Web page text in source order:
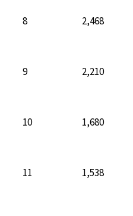
8 2,468
9 2,210
10 1,680
11 1,538